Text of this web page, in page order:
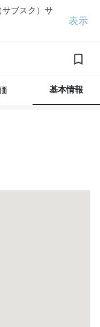
サブスク）サ
表示
基本情報